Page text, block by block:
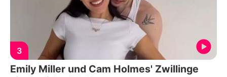
3
Emily Miller und Cam Holmes' Zwillinge